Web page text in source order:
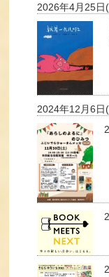
2026年4月25
2024年12月6